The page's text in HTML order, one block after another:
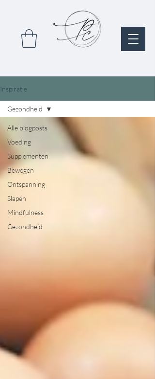
Inspiratie
Alle blogposts
Voeding
Supplementen
Bewegen
Ontspanning
Slapen
Mindfulness
Gezondheid
Gezondheid